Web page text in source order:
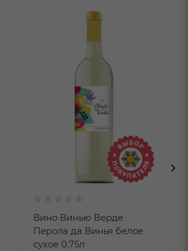
Вино Винью Верде
Перола да Винья белое
сухое 0,75л